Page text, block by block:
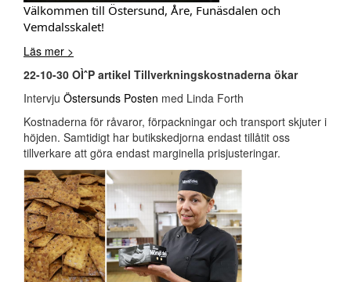
Välkommen till Östersund, Åre, Funäsdalen och
Vemdalsskalet!
Läs mer >
22-10-30 OÌˆP artikel Tillverkningskostnaderna ökar
Intervju Östersunds Posten med Linda Forth
Kostnaderna för råvaror, förpackningar och transport skjuter i
höjden. Samtidigt har butikskedjorna endast tillåtit oss
tillverkare att göra endast marginella prisjusteringar.